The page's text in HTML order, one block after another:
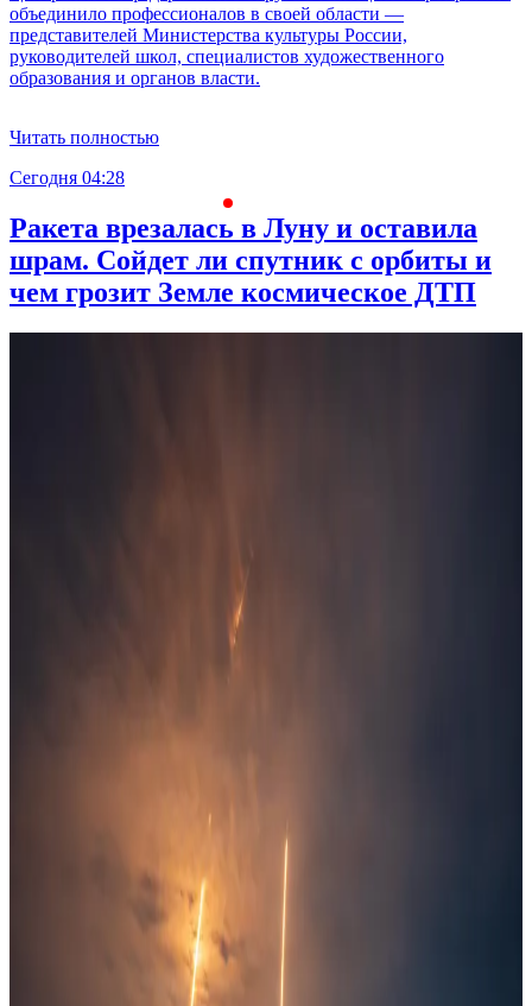
объединило профессионалов в своей области —
представителей Министерства культуры России,
руководителей школ, специалистов художественного
образования и органов власти.
Читать полностью
Сегодня 04:28
Ракета врезалась в Луну и оставила
шрам. Сойдет ли спутник с орбиты и
чем грозит Земле космическое ДТП